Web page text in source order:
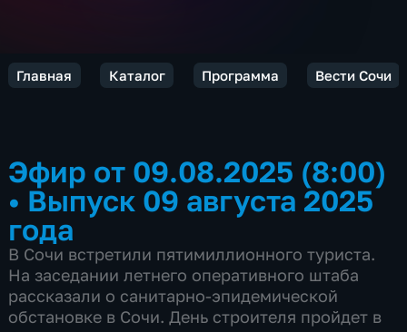
Главная Каталог Программа Вести Сочи
Эфир от 09.08.2025 (8:00)
• Выпуск 09 августа 2025
года
В Сочи встретили пятимиллионного туриста.
На заседании летнего оперативного штаба
рассказали о санитарно-эпидемической
обстановке в Сочи. День строителя пройдет в